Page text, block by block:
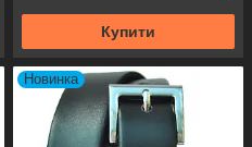
Купити
Новинка